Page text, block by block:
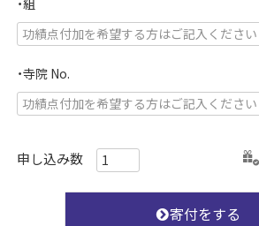
・寺院 No.
寄付をする